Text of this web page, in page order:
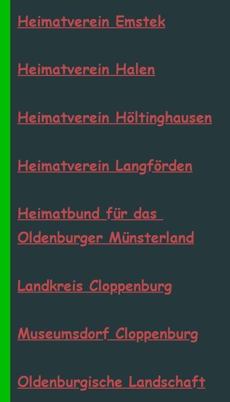
Heimatverein Emstek
Heimatverein Halen
Heimatverein Höltinghausen
Heimatverein Langförden
Heimatbund für das
Oldenburger Münsterland
Landkreis Cloppenburg
Museumsdorf Cloppenburg
Oldenburgische Landschaft